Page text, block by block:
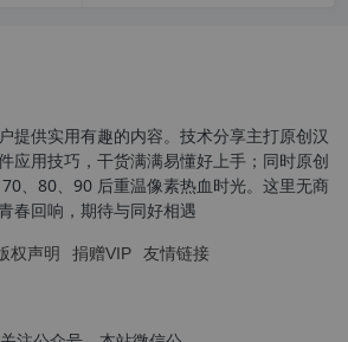
提供实用有趣的内容。技术分享主打原创汉
应用技巧，干货满满易懂好上手；同时原创
、80、90 后重温像素热血时光。这里无商
春回响，期待与同好相遇
权声明 捐赠VIP 友情链接